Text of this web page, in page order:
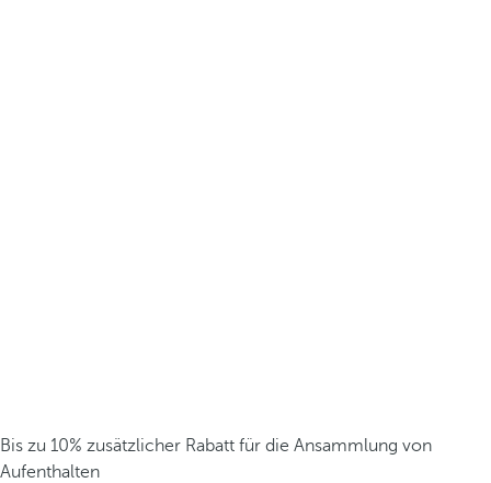
Bis zu 10% zusätzlicher Rabatt für die Ansammlung von
Aufenthalten